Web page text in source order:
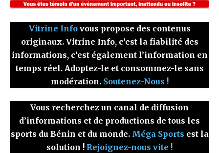
Vitrine Infovous propose des contenus
originaux. Vitrine Info, c’est la fiabilité des
informations, c’est également l’information en
temps réel. Adoptez-le et consommez-le sans
modération. Soutenez-Nous !
Vous recherchez un canal de diffusion
d’informations et de productions de tous les
sports du Bénin et du monde. Méga Sports est la
solution ! Rejoignez-nous vite !